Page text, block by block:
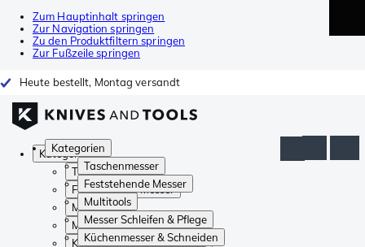
Zum Hauptinhalt springen
Zur Navigation springen
Zu den Produktfiltern springen
Zur Fußzeile springen
Heute bestellt, Montag versandt
Kategorien
Taschenmesser
Feststehende Messer
Multitools
Messer Schleifen & Pflege
Küchenmesser & Schneiden
Kategorien
Taschenmesser
Feststehende Messer
Multitools
Messer Schleifen & Pflege
Küchenmesser & Schneiden